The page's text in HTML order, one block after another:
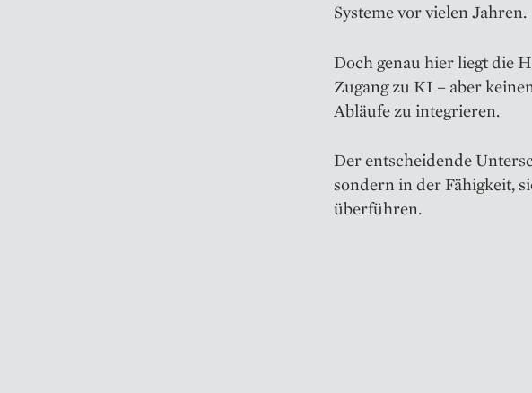
Systeme vor vielen Jahren.
Doch genau hier liegt die
Zugang zu KI – aber
Abläufe zu integrieren.
Der entscheidende
sondern in der Fähigkeit,
überführen.